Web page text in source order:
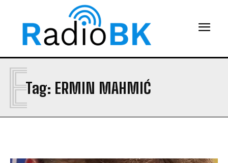
Tag: ERMIN MAHMIĆ
E